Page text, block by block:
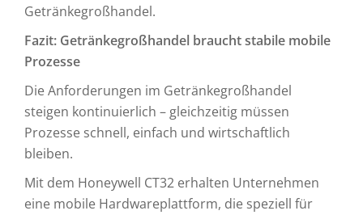
Getränkegroßhandel.
Fazit: Getränkegroßhandel braucht stabile mobile
Prozesse
Die Anforderungen im Getränkegroßhandel
steigen kontinuierlich – gleichzeitig müssen
Prozesse schnell, einfach und wirtschaftlich
bleiben.
Mit dem Honeywell CT32 erhalten Unternehmen
eine mobile Hardwareplattform, die speziell für